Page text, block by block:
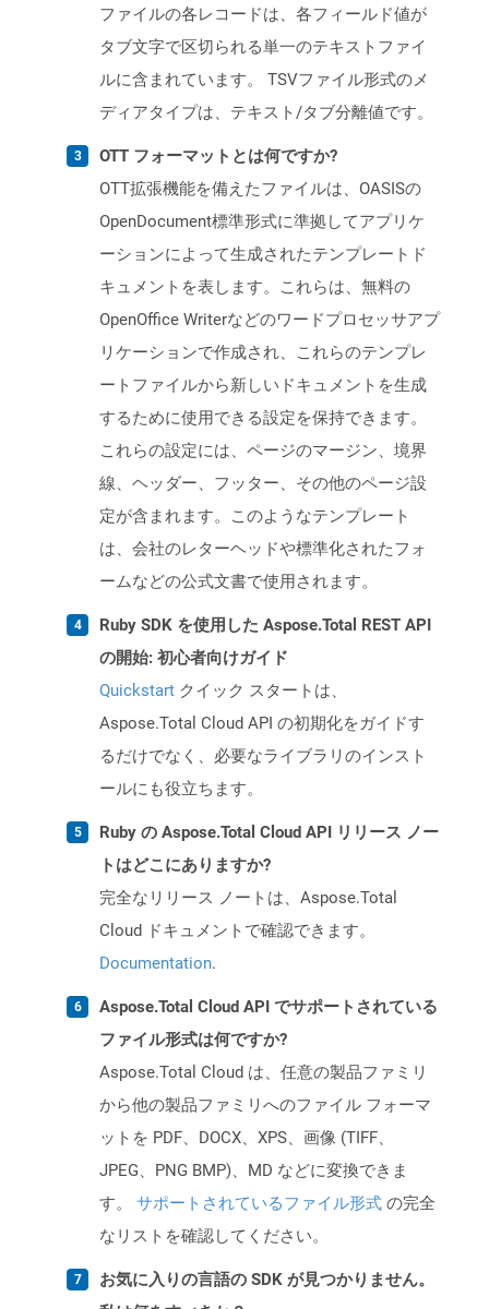
ファイルの各レコードは、各フィールド値が
タブ文字で区切られる単一のテキストファイ
ルに含まれています。 TSVファイル形式のメ
ディアタイプは、テキスト/タブ分離値です。
OTT フォーマットとは何ですか?
OTT拡張機能を備えたファイルは、OASISの
OpenDocument標準形式に準拠してアプリケ
ーションによって生成されたテンプレートド
キュメントを表します。これらは、無料の
OpenOffice Writerなどのワードプロセッサアプ
リケーションで作成され、これらのテンプレ
ートファイルから新しいドキュメントを生成
するために使用できる設定を保持できます。
これらの設定には、ページのマージン、境界
線、ヘッダー、フッター、その他のページ設
定が含まれます。このようなテンプレート
は、会社のレターヘッドや標準化されたフォ
ームなどの公式文書で使用されます。
Ruby SDK を使用した Aspose.Total REST API
の開始: 初心者向けガイド
Quickstart クイック スタートは、
Aspose.Total Cloud API の初期化をガイドす
るだけでなく、必要なライブラリのインスト
ールにも役立ちます。
Ruby の Aspose.Total Cloud API リリース ノー
トはどこにありますか?
完全なリリース ノートは、Aspose.Total
Cloud ドキュメントで確認できます。
Documentation.
Aspose.Total Cloud API でサポートされている
ファイル形式は何ですか?
Aspose.Total Cloud は、任意の製品ファミリ
から他の製品ファミリへのファイル フォーマ
ットを PDF、DOCX、XPS、画像 (TIFF、
JPEG、PNG BMP)、MD などに変換できま
す。 サポートされているファイル形式 の完全
なリストを確認してください。
お気に入りの言語の SDK が見つかりません。